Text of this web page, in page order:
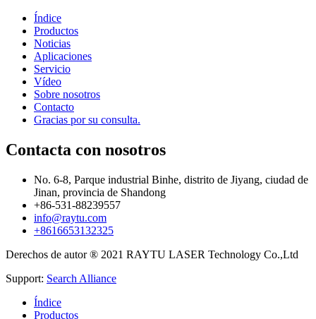
Índice
Productos
Noticias
Aplicaciones
Servicio
Vídeo
Sobre nosotros
Contacto
Gracias por su consulta.
Contacta con nosotros
No. 6-8, Parque industrial Binhe, distrito de Jiyang, ciudad de
Jinan, provincia de Shandong
+86-531-88239557
info@raytu.com
+8616653132325
Derechos de autor ® 2021 RAYTU LASER Technology Co.,Ltd
Support: Search Alliance
Índice
Productos